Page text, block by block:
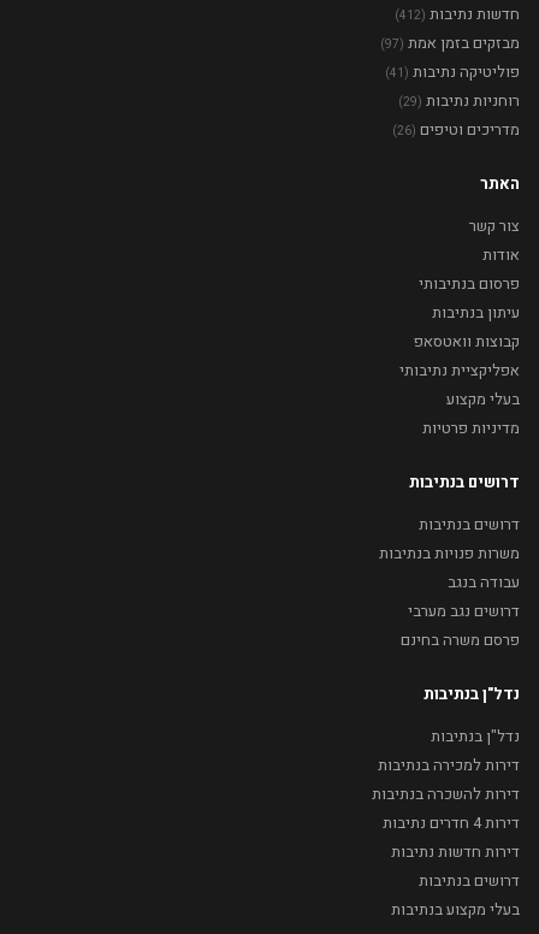
חדשות נתיבות (412)
מבזקים בזמן אמת (97)
פוליטיקה נתיבות (41)
רוחניות נתיבות (29)
מדריכים וטיפים (26)
האתר
צור קשר
אודות
פרסום בנתיבותי
עיתון בנתיבות
קבוצות וואטסאפ
אפליקציית נתיבותי
בעלי מקצוע
מדיניות פרטיות
דרושים בנתיבות
דרושים בנתיבות
משרות פנויות בנתיבות
עבודה בנגב
דרושים נגב מערבי
פרסם משרה בחינם
נדל"ן בנתיבות
נדל"ן בנתיבות
דירות למכירה בנתיבות
דירות להשכרה בנתיבות
דירות 4 חדרים נתיבות
דירות חדשות נתיבות
דרושים בנתיבות
בעלי מקצוע בנתיבות